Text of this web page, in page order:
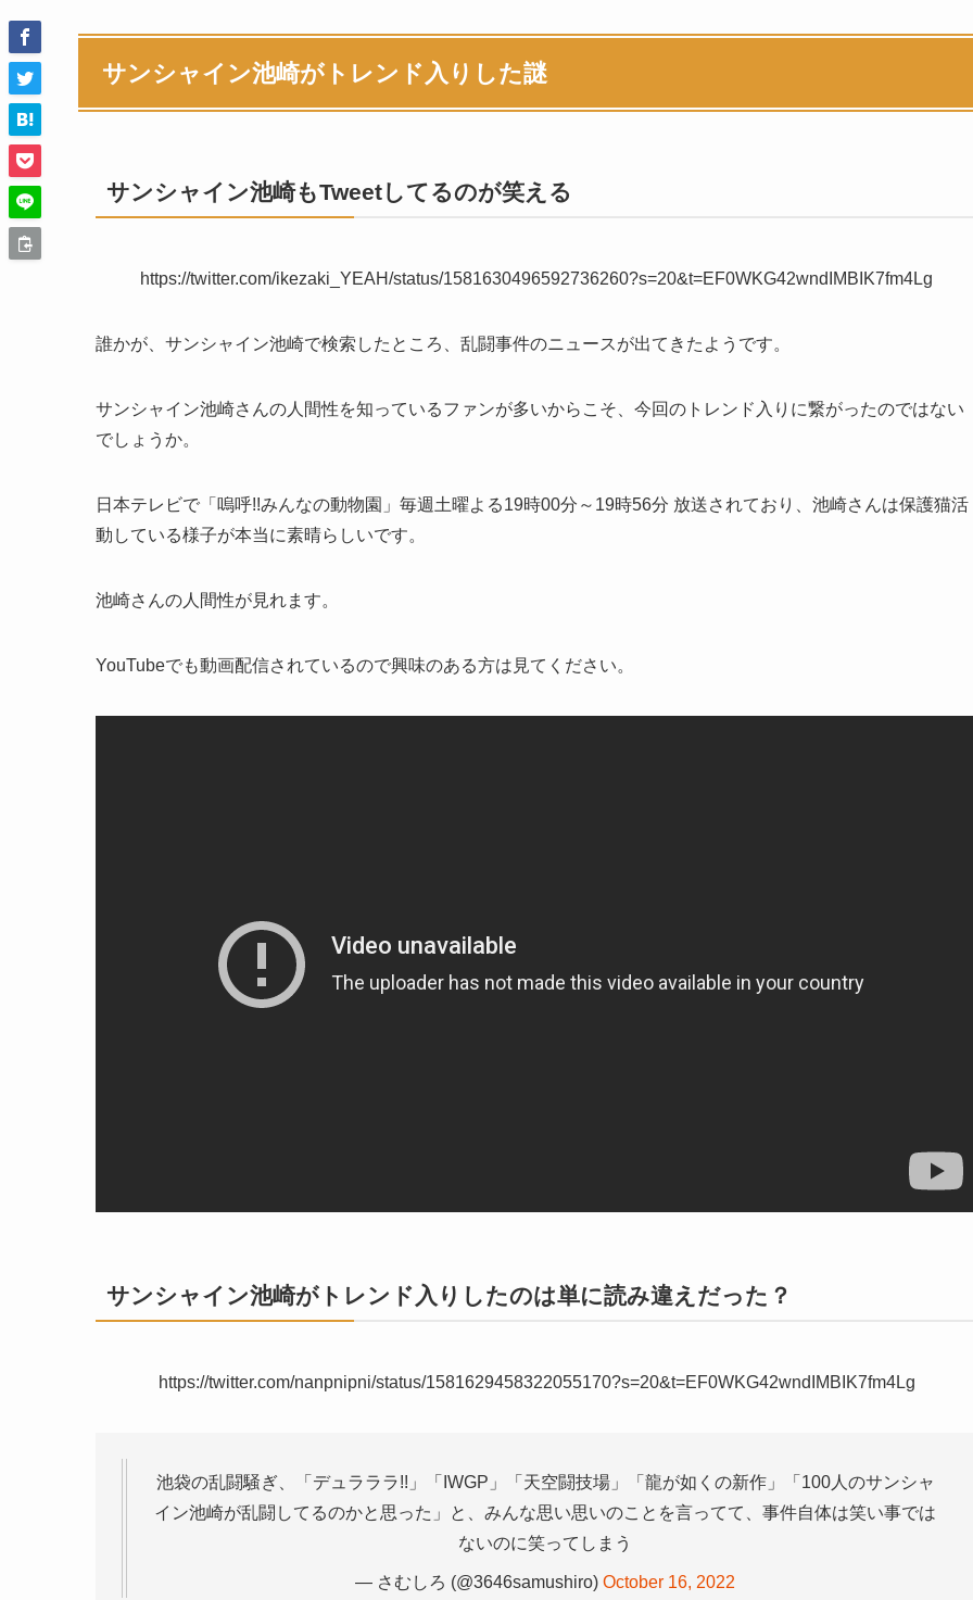
サンシャイン池崎がトレンド入りした謎
サンシャイン池崎もTweetしてるのが笑える
https://twitter.com/ikezaki_YEAH/status/1581630496592736260?s=20&t=EF0WKG42wndIMBIK7fm4Lg
誰かが、サンシャイン池崎で検索したところ、乱闘事件のニュースが出てきたようです。
サンシャイン池崎さんの人間性を知っているファンが多いからこそ、今回のトレンド入りに繋がったのではない
でしょうか。
日本テレビで「嗚呼!!みんなの動物園」毎週土曜よる19時00分～19時56分 放送されており、池崎さんは保護猫活
動している様子が本当に素晴らしいです。
池崎さんの人間性が見れます。
YouTubeでも動画配信されているので興味のある方は見てください。
サンシャイン池崎がトレンド入りしたのは単に読み違えだった？
https://twitter.com/nanpnipni/status/1581629458322055170?s=20&t=EF0WKG42wndIMBIK7fm4Lg
池袋の乱闘騒ぎ、「デュラララ!!」「IWGP」「天空闘技場」「龍が如くの新作」「100人のサンシャ
イン池崎が乱闘してるのかと思った」と、みんな思い思いのことを言ってて、事件自体は笑い事では
ないのに笑ってしまう
— さむしろ (@3646samushiro) October 16, 2022